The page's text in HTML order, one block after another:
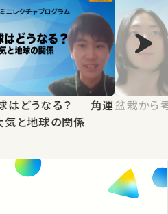
はどうなる？ ─ 角運
気と地球の関係
盆栽から